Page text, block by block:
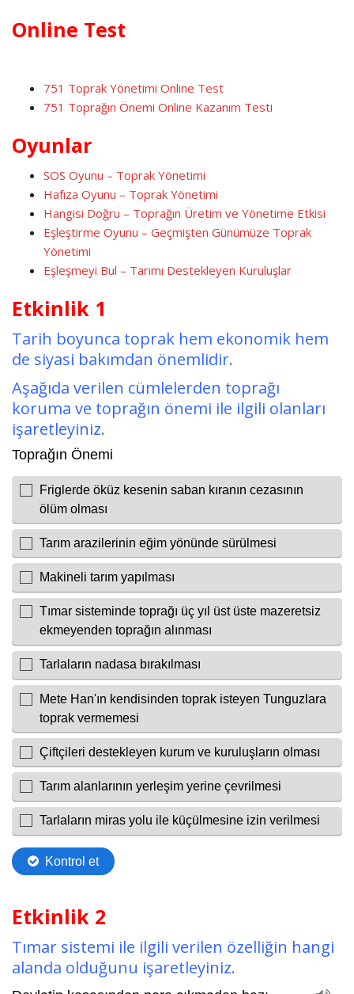
Online Test
751 Toprak Yönetimi Online Test
751 Toprağın Önemi Online Kazanım Testi
Oyunlar
SOS Oyunu – Toprak Yönetimi
Hafıza Oyunu – Toprak Yönetimi
Hangisi Doğru – Toprağın Üretim ve Yönetime Etkisi
Eşleştirme Oyunu – Geçmişten Günümüze Toprak
Yönetimi
Eşleşmeyi Bul – Tarımı Destekleyen Kuruluşlar
Etkinlik 1
Tarih boyunca toprak hem ekonomik hem
de siyasi bakımdan önemlidir.
Aşağıda verilen cümlelerden toprağı
koruma ve toprağın önemi ile ilgili olanları
işaretleyiniz.
Etkinlik 2
Tımar sistemi ile ilgili verilen özelliğin hangi
alanda olduğunu işaretleyiniz.